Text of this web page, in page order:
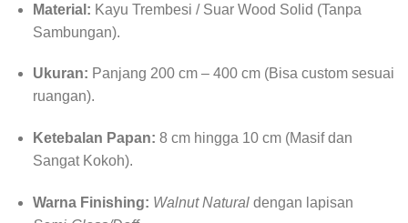
Material: Kayu Trembesi / Suar Wood Solid (Tanpa
Sambungan).
Ukuran: Panjang 200 cm – 400 cm (Bisa custom sesuai
ruangan).
Ketebalan Papan: 8 cm hingga 10 cm (Masif dan
Sangat Kokoh).
Warna Finishing: Walnut Naturaldengan lapisan